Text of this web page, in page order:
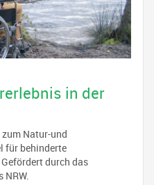
in der
Natur-und
für behinderte
durch das
NRW.